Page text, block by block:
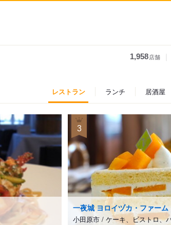
1,958店舗
レストラン ランチ 居酒屋
3
一夜城 ヨロイヅカ・ファーム
小田原市 / ケーキ、ビストロ、